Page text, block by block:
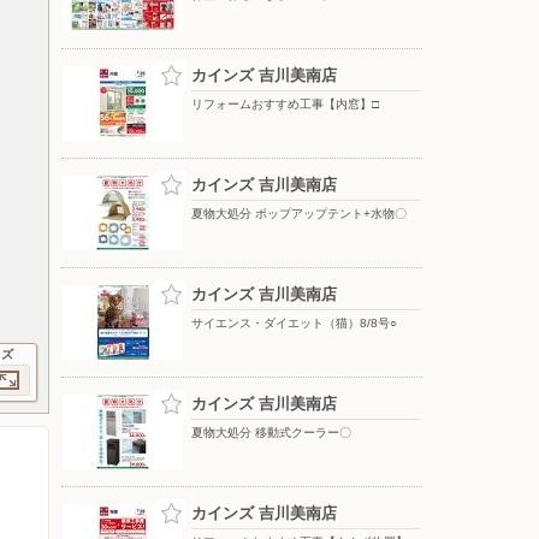
カインズ 吉川美南店
リフォームおすすめ工事【内窓】□
カインズ 吉川美南店
夏物大処分 ポップアップテント+水物〇
カインズ 吉川美南店
サイエンス・ダイエット（猫）8/8号○
カインズ 吉川美南店
夏物大処分 移動式クーラー〇
カインズ 吉川美南店